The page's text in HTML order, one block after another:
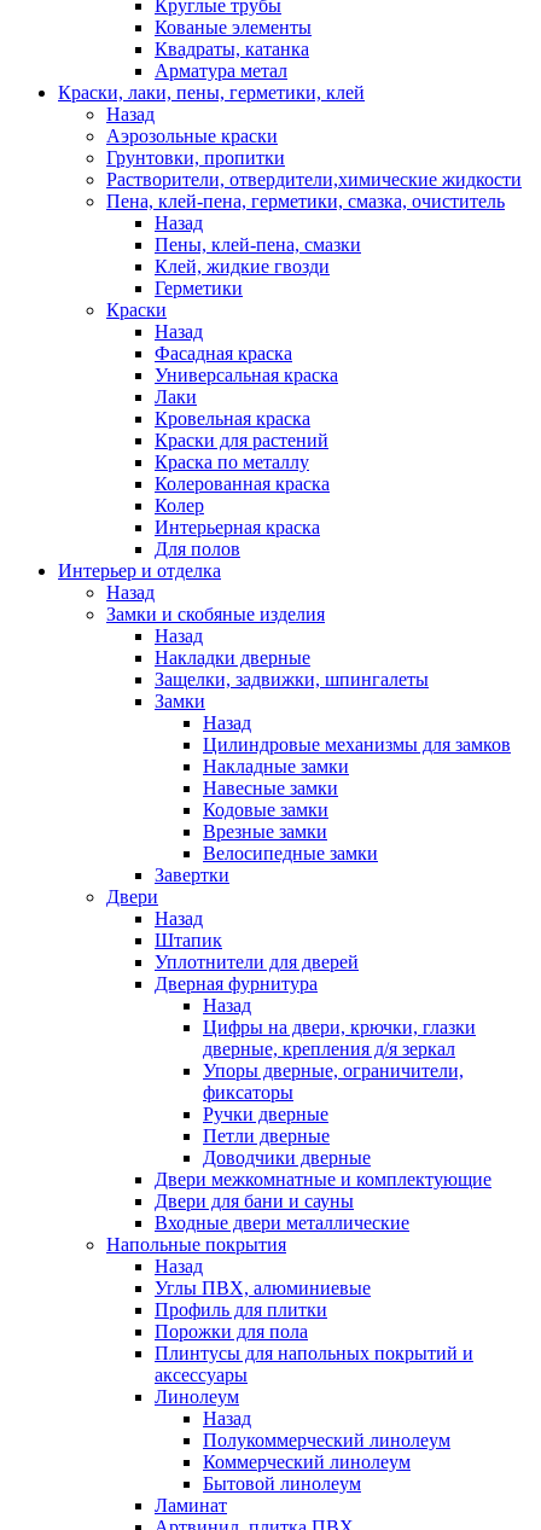
Круглые трубы
Кованые элементы
Квадраты, катанка
Арматура метал
Краски, лаки, пены, герметики, клей
Назад
Аэрозольные краски
Грунтовки, пропитки
Растворители, отвердители,химические жидкости
Пена, клей-пена, герметики, смазка, очиститель
Назад
Пены, клей-пена, смазки
Клей, жидкие гвозди
Герметики
Краски
Назад
Фасадная краска
Универсальная краска
Лаки
Кровельная краска
Краски для растений
Краска по металлу
Колерованная краска
Колер
Интерьерная краска
Для полов
Интерьер и отделка
Назад
Замки и скобяные изделия
Назад
Накладки дверные
Защелки, задвижки, шпингалеты
Замки
Назад
Цилиндровые механизмы для замков
Накладные замки
Навесные замки
Кодовые замки
Врезные замки
Велосипедные замки
Завертки
Двери
Назад
Штапик
Уплотнители для дверей
Дверная фурнитура
Назад
Цифры на двери, крючки, глазки
дверные, крепления д/я зеркал
Упоры дверные, ограничители,
фиксаторы
Ручки дверные
Петли дверные
Доводчики дверные
Двери межкомнатные и комплектующие
Двери для бани и сауны
Входные двери металлические
Напольные покрытия
Назад
Углы ПВХ, алюминиевые
Профиль для плитки
Порожки для пола
Плинтусы для напольных покрытий и
аксессуары
Линолеум
Назад
Полукоммерческий линолеум
Коммерческий линолеум
Бытовой линолеум
Ламинат